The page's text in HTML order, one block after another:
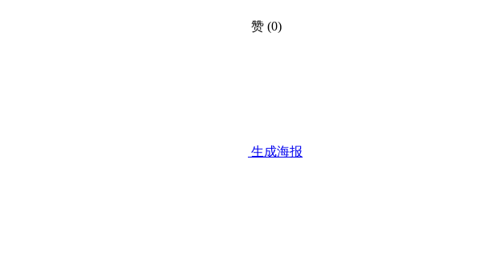
赞 (0)
生成海报